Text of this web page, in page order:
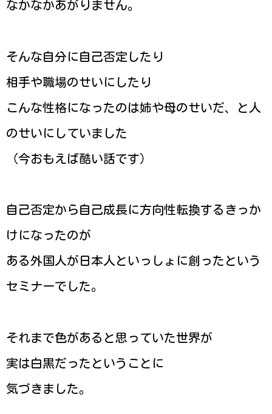
なかなかあがりません。
そんな自分に自己否定したり
相手や職場のせいにしたり
こんな性格になったのは姉や母のせいだ、と人
のせいにしていました
（今おもえば酷い話です）
自己否定から自己成長に方向性転換するきっか
けになったのが
ある外国人が日本人といっしょに創ったという
セミナーでした。
それまで色があると思っていた世界が
実は白黒だったということに
気づきました。